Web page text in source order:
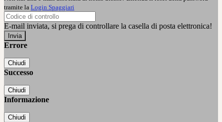
tramite la Login Spaggiari
E-mail inviata, si prega di controllare la casella di posta elettronica!
Errore
Chiudi
Successo
Chiudi
Informazione
Chiudi